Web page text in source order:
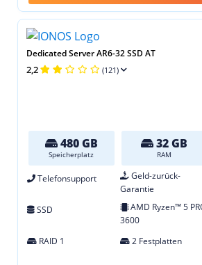
Dedicated Server AR6-32 SSD AT
2,2 (121)
480 GB
Speicherplatz
32 GB
RAM
Telefonsupport
Geld-zurück-
Garantie
SSD
AMD Ryzen™ 5
3600
RAID 1 2 Festplatten